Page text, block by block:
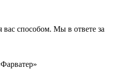
способом. Мы в ответе за